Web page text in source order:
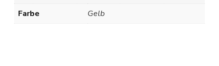
Farbe
Gelb